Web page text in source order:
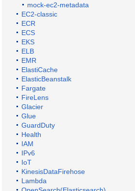
mock-ec2-metadata
EC2-classic
ECR
ECS
EKS
ELB
EMR
ElastiCache
ElasticBeanstalk
Fargate
FireLens
Glacier
Glue
GuardDuty
Health
IAM
IPv6
IoT
KinesisDataFirehose
Lambda